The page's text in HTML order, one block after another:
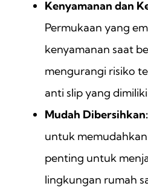
Kenyamanan dan
Permukaan yang
kenyamanan saat
mengurangi risiko
anti slip yang
Mudah Dibersihkan:
untuk
penting untuk
lingkungan rumah